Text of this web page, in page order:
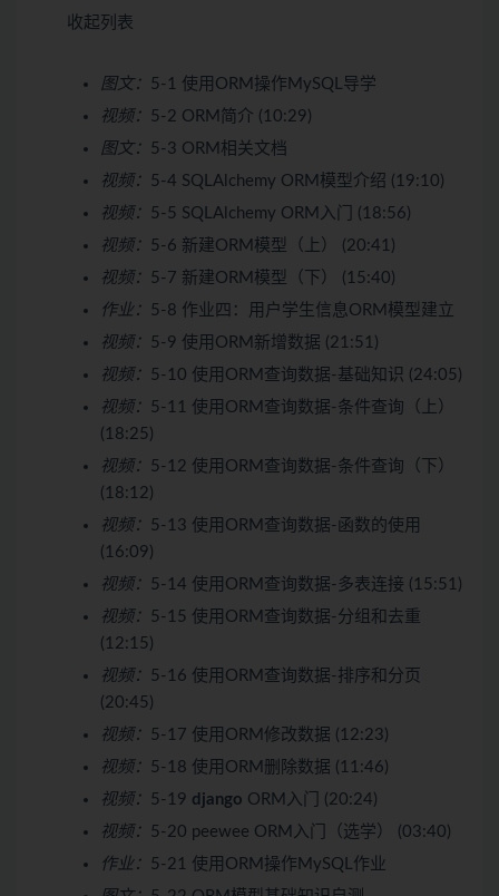
收起列表
图文： 5-1 使用ORM操作MySQL导学
视频： 5-2 ORM简介 (10:29)
图文： 5-3 ORM相关文档
视频： 5-4 SQLAlchemy ORM模型介绍 (19:10)
视频： 5-5 SQLAlchemy ORM入门 (18:56)
视频： 5-6 新建ORM模型（上） (20:41)
视频： 5-7 新建ORM模型（下） (15:40)
作业： 5-8 作业四：用户学生信息ORM模型建立
视频： 5-9 使用ORM新增数据 (21:51)
视频： 5-10 使用ORM查询数据-基础知识 (24:05)
视频： 5-11 使用ORM查询数据-条件查询（上）
(18:25)
视频： 5-12 使用ORM查询数据-条件查询（下）
(18:12)
视频： 5-13 使用ORM查询数据-函数的使用
(16:09)
视频： 5-14 使用ORM查询数据-多表连接 (15:51)
视频： 5-15 使用ORM查询数据-分组和去重
(12:15)
视频： 5-16 使用ORM查询数据-排序和分页
(20:45)
视频： 5-17 使用ORM修改数据 (12:23)
视频： 5-18 使用ORM删除数据 (11:46)
视频： 5-19 django ORM入门 (20:24)
视频： 5-20 peewee ORM入门（选学） (03:40)
作业： 5-21 使用ORM操作MySQL作业